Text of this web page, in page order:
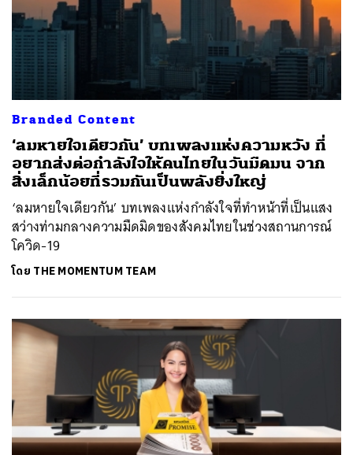
Branded Content
‘ลมหายใจเดียวกัน’ บทเพลงแห่งความหวัง ที่
อยากส่งต่อกำลังใจให้คนไทยในวันมืดมน จาก
สิ่งเล็กน้อยที่รวมกันเป็นพลังยิ่งใหญ่
‘ลมหายใจเดียวกัน’ บทเพลงแห่งกำลังใจที่ทำหน้าที่เป็นแสง
สว่างท่ามกลางความมืดมิดของสังคมไทยในช่วงสถานการณ์
โควิด-19
โดย THE MOMENTUM TEAM